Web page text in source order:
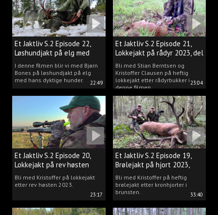
22:49
Et Jaktliv S.2 Episode 22,
Løshundjakt på elg med
Bjørn Bones
I denne filmen blir vi med Bjørn
Bones på løshundjakt på elg
med hans dyktige hunder.
23:04
Et Jaktliv S.2 Episode 21,
Lokkejakt på rådyr 2023, del
3.
Bli med Stian Berntsen og
Kristoffer Clausen på heftig
lokkejakt etter rådyrbukker i
denne filmen.
23:17
Et Jaktliv S.2 Episode 20,
Lokkejakt på rev høsten
2023.
Bli med Kristoffer på lokkejakt
etter rev høsten 2023.
33:40
Et Jaktliv S.2 Episode 19,
Brølejakt på hjort 2023,
del.1
Bli med Kristoffer på heftig
brølejakt etter kronhjorter i
brunsten.